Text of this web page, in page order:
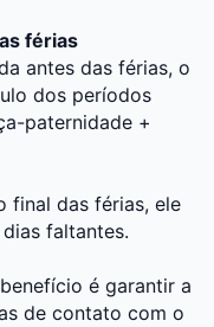
férias
antes das férias, o
dos períodos
paternidade +
final das férias, ele
faltantes.
é garantir a
de contato com o